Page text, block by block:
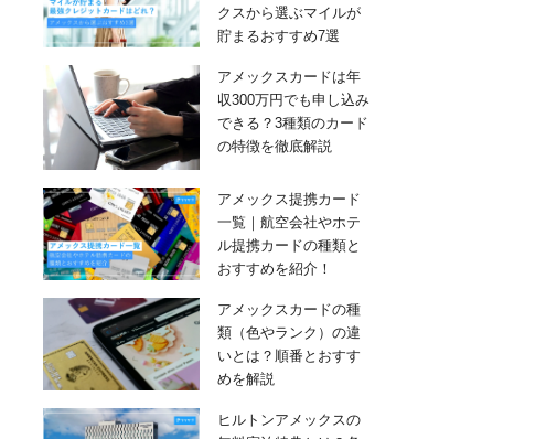
クスから選ぶマイルが
貯まるおすすめ7選
アメックスカードは年
収300万円でも申し込み
できる？3種類のカード
の特徴を徹底解説
アメックス提携カード
一覧｜航空会社やホテ
ル提携カードの種類と
おすすめを紹介！
アメックスカードの種
類（色やランク）の違
いとは？順番とおすす
めを解説
ヒルトンアメックスの